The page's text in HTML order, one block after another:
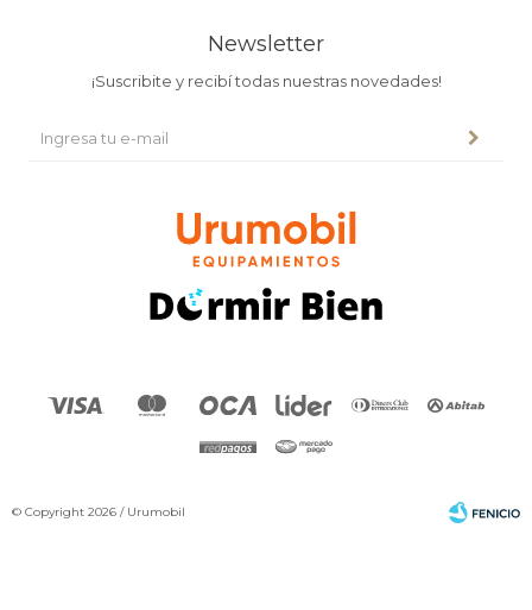
Newsletter
¡Suscribite y recibí todas nuestras novedades!
© Copyright 2026 / Urumobil